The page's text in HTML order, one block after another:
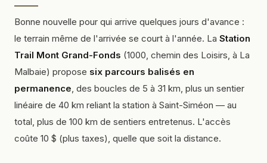
Bonne nouvelle pour qui arrive quelques jours d'avance :
le terrain même de l'arrivée se court à l'année. La Station
Trail Mont Grand-Fonds (1000, chemin des Loisirs, à La
Malbaie) propose six parcours balisés en
permanence, des boucles de 5 à 31 km, plus un sentier
linéaire de 40 km reliant la station à Saint-Siméon — au
total, plus de 100 km de sentiers entretenus. L'accès
coûte 10 $ (plus taxes), quelle que soit la distance.